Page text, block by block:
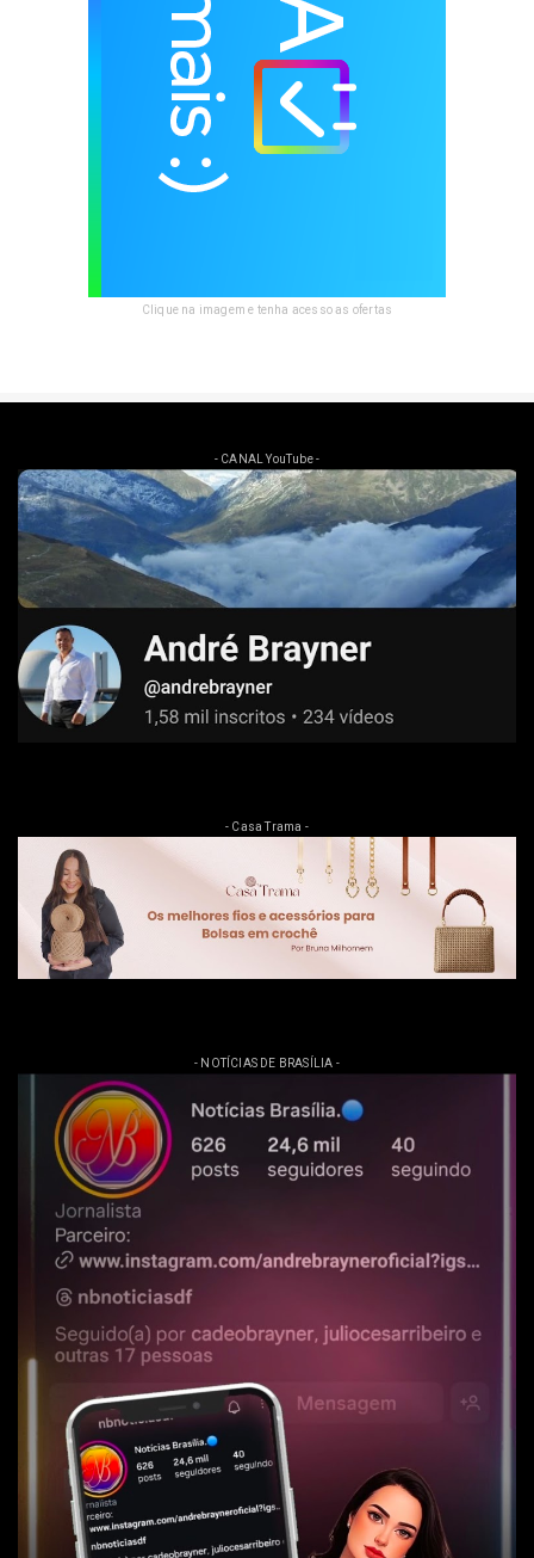
Clique na imagem e tenha acesso as ofertas
- CANAL YouTube -
- Casa Trama -
- NOTÍCIAS DE BRASÍLIA -